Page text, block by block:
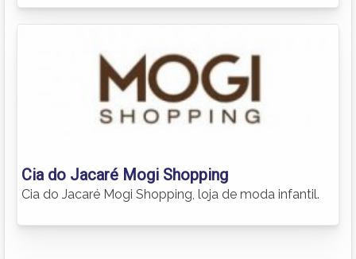
Cia do Jacaré Mogi Shopping
Cia do Jacaré Mogi Shopping, loja de moda infantil.